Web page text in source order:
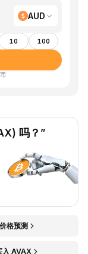
AUD
10 100
吗？”
价格预测
入 AVAX